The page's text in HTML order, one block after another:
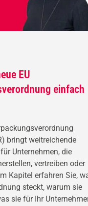
EU
einfach
bringt weitreichende
Unternehmen, die
vertreiben oder
Kapitel erfahren Sie,
steckt, warum sie
sie für Ihr